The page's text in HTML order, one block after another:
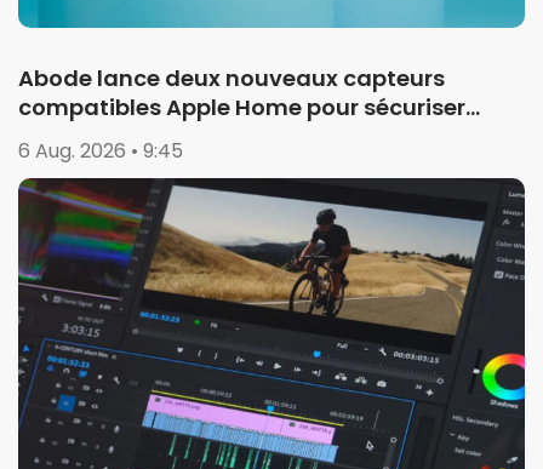
Abode lance deux nouveaux capteurs
compatibles Apple Home pour sécuriser
garages et portails
6 Aug. 2026 • 9:45